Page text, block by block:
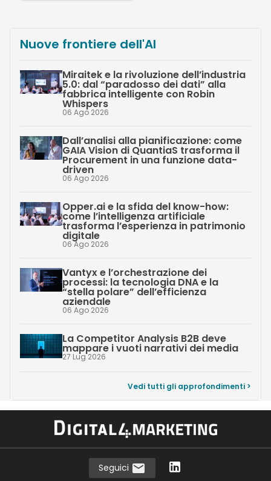
Nuove frontiere dell'AI
Miraitek e la rivoluzione dell’industria
5.0: dal “paradosso dei dati” alla
fabbrica intelligente con Robin
Whispers
06 Ago 2026
Dall’analisi alla pianificazione: come
GAIA Vision di QuantiaS trasforma il
Procurement in una funzione data-
driven
06 Ago 2026
Opper.ai e la sfida del know-how:
come l’intelligenza artificiale
trasforma l’esperienza in patrimonio
digitale
06 Ago 2026
Vantyx e l’orchestrazione dei
processi: la tecnologia DNA e la
“stella polare” dell’efficienza
aziendale
06 Ago 2026
La Competitor Analysis B2B deve
mappare i vuoti narrativi dei media
27 Lug 2026
Vedi tutti gli approfondimenti >
Seguici